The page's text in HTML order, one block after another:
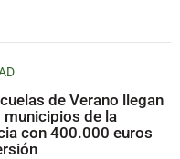
de Verano llegan
municipios de la
con 400.000 euros